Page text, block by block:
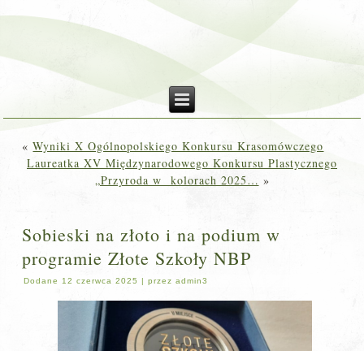
«Wyniki X Ogólnopolskiego Konkursu Krasomówczego
Laureatka XV Międzynarodowego Konkursu Plastycznego
„Przyroda w kolorach 2025… »
Sobieski na złoto i na podium w
programie Złote Szkoły NBP
Dodane 12 czerwca 2025 |przez admin3